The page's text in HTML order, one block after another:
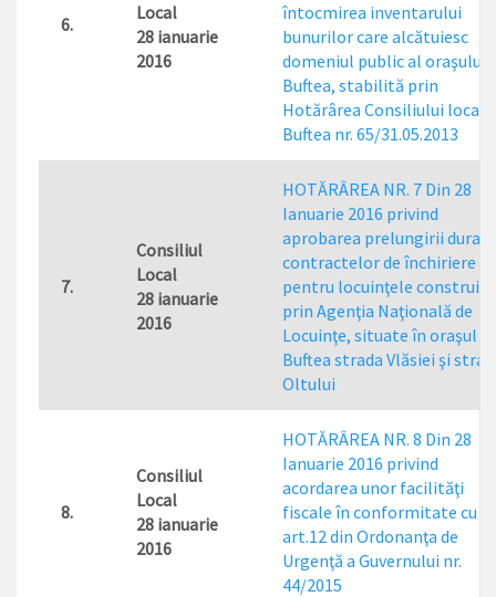
6.
Local
28 ianuarie
2016
întocmirea inventarului
bunurilor care alcătuiesc
domeniul public al oraşului
Buftea, stabilită prin
Hotărârea Consiliului local
Buftea nr. 65/31.05.2013
7.
Consiliul
Local
28 ianuarie
2016
HOTĂRÂREA NR. 7 Din 28
Ianuarie 2016 privind
aprobarea prelungirii
contractelor de închiriere
pentru locuinţele construite
prin Agenţia Naţională de
Locuinţe, situate în oraşul
Buftea strada Vlăsiei şi
Oltului
8.
Consiliul
Local
28 ianuarie
2016
HOTĂRÂREA NR. 8 Din 28
Ianuarie 2016 privind
acordarea unor facilităţi
fiscale în conformitate cu
art.12 din Ordonanţa de
Urgenţă a Guvernului nr.
44/2015